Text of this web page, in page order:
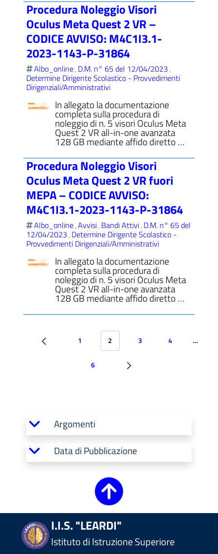
Procedura Noleggio Visori
Oculus Meta Quest 2 VR –
CODICE AVVISO: M4C1I3.1-
2023-1143-P-31864
Albo_online, D.M. n° 65 del 12/04/2023,
Determine Dirigente Scolastico - Provvedimenti
Dirigenziali/Amministrativi
In allegato la documentazione
completa sulla procedura di
noleggio di n. 5 visori Oculus Meta
Quest 2 VR all-in-one avanzata
128 GB mediante affido diretto …
Procedura Noleggio Visori
Oculus Meta Quest 2 VR fuori
MEPA – CODICE AVVISO:
M4C1I3.1-2023-1143-P-31864
Albo_online,Avvisi, Bandi Attivi, D.M. n° 65 del
12/04/2023, Determine Dirigente Scolastico -
Provvedimenti Dirigenziali/Amministrativi
In allegato la documentazione
completa sulla procedura di
noleggio di n. 5 visori Oculus Meta
Quest 2 VR all-in-one avanzata
128 GB mediante affido diretto …
1 2 3 4 …
6
Argomenti
Data di Pubblicazione
I.I.S. "LEARDI"
Istituto di Istruzione Superiore